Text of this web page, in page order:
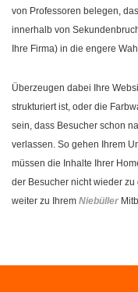
von Professoren belegen,
innerhalb von
Ihre Firma) in die engere
Überzeugen dabei Ihre
strukturiert ist, oder die
sein, dass Besucher schon
verlassen. So gehen Ihrem
müssen die Inhalte Ihrer
der Besucher nicht wieder
weiter zu Ihrem Niebüller